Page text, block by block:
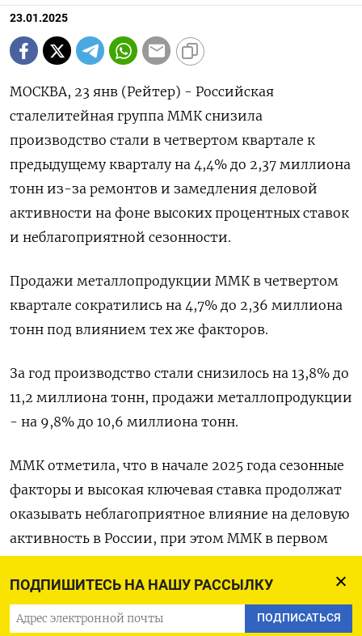
ПОДПИШИТЕСЬ НА НАШУ РАССЫЛКУ
ПОДПИСАТЬСЯ
23.01.2025
МОСКВА, 23 янв (Рейтер) - Российская
сталелитейная группа ММК снизила
производство стали в четвертом квартале к
предыдущему кварталу на 4,4% до 2,37 миллиона
тонн из-за ремонтов и замедления деловой
активности на фоне высоких процентных ставок
и неблагоприятной сезонности.
Продажи металлопродукции ММК в четвертом
квартале сократились на 4,7% до 2,36 миллиона
тонн под влиянием тех же факторов.
За год производство стали снизилось на 13,8% до
11,2 миллиона тонн, продажи металлопродукции
- на 9,8% до 10,6 миллиона тонн.
ММК отметила, что в начале 2025 года сезонные
факторы и высокая ключевая ставка продолжат
оказывать неблагоприятное влияние на деловую
активность в России, при этом ММК в первом
№7. (Московское бюро)